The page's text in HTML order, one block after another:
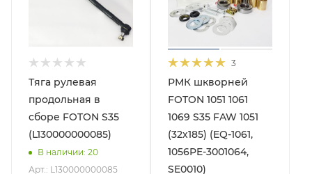
Тяга рулевая
продольная в
сборе FOTON S35
(L130000000085)
В наличии: 20
Арт.: L130000000085
3
РМК шкворней
FOTON 1051 1061
1069 S35 FAW 1051
(32х185) (EQ-1061,
1056PE-3001064,
SE0010)